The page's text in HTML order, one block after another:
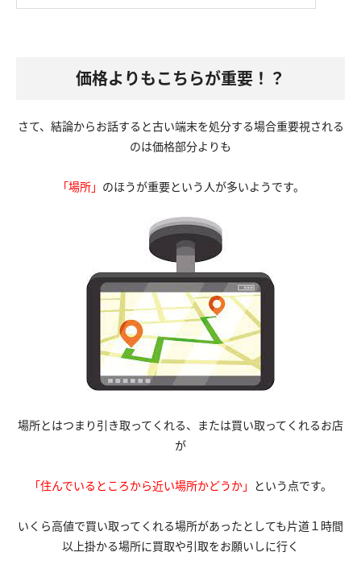
価格よりもこちらが重要！？
さて、結論からお話すると古い端末を処分する場合重要視される
のは価格部分よりも
「場所」 のほうが重要という人が多いようです。
場所とはつまり引き取ってくれる、または買い取ってくれるお店
が
「住んでいるところから近い場所かどうか」 という点です。
いくら高値で買い取ってくれる場所があったとしても片道１時間
以上掛かる場所に買取や引取をお願いしに行く